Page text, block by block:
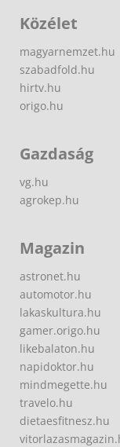
Közélet
magyarnemzet.hu
szabadfold.hu
hirtv.hu
origo.hu
Gazdaság
vg.hu
agrokep.hu
Magazin
astronet.hu
automotor.hu
lakaskultura.hu
gamer.origo.hu
likebalaton.hu
napidoktor.hu
mindmegette.hu
travelo.hu
dietaesfitnesz.hu